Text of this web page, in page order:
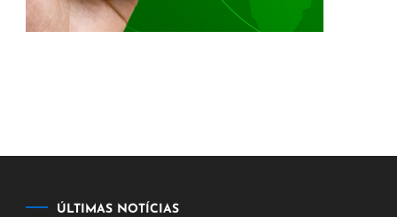
ÚLTIMAS NOTÍCIAS